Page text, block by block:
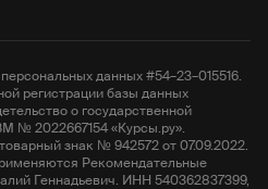
данных #54–23–015516.
регистрации базы данных
о государственной
№ 2022667154 «Курсы.ру».
знак № 942572 от 07.09.2022.
Рекомендательные
Геннадьевич. ИНН 540362837399,